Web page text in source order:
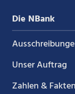
Die NBank
Unser Auftrag
Zahlen & Fakten